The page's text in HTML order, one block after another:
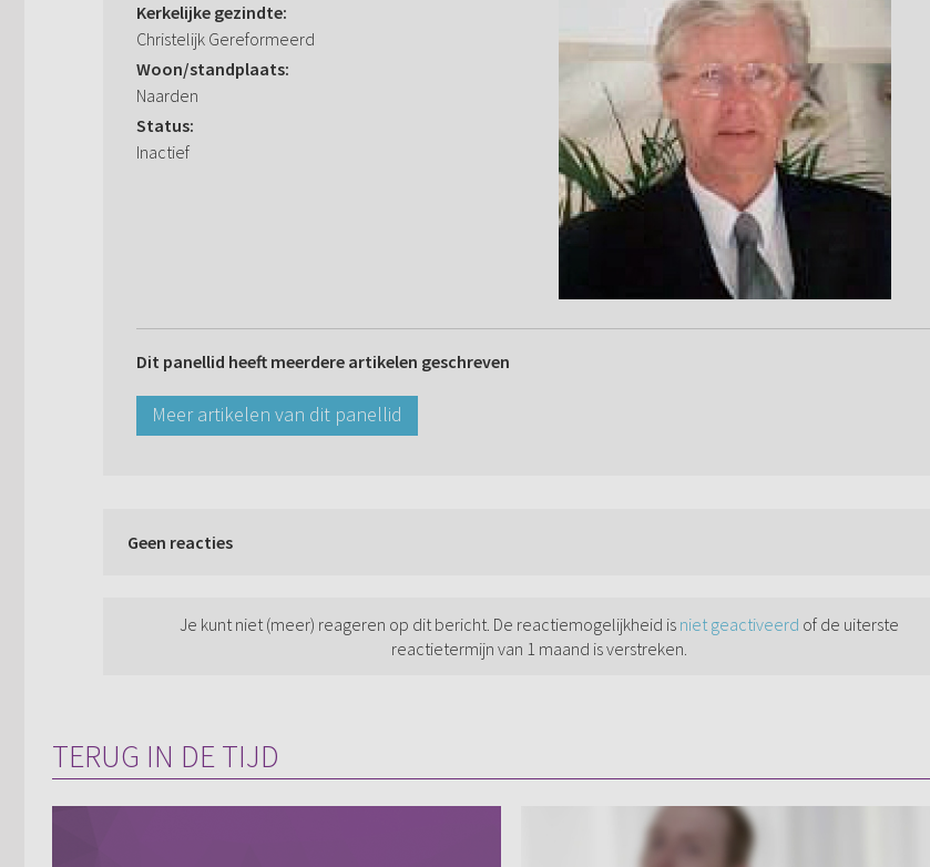
Kerkelijke gezindte:
Christelijk Gereformeerd
Woon/standplaats:
Naarden
Status:
Inactief
Dit panellid heeft meerdere artikelen geschreven
Meer artikelen van dit panellid
Geen reacties
Je kunt niet (meer) reageren op dit bericht. De reactiemogelijkheid is niet geactiveerd of de uiterste
reactietermijn van 1 maand is verstreken.
TERUG IN DE TIJD